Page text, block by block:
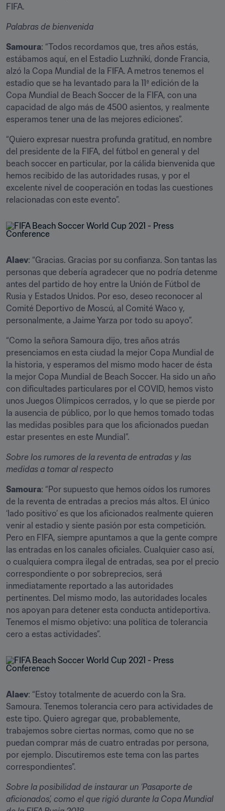
FIFA.
Palabras de bienvenida
Samoura: “Todos recordamos que, tres años estás,
estábamos aquí, en el Estadio Luzhnikí, donde Francia,
alzó la Copa Mundial de la FIFA. A metros tenemos el
estadio que se ha levantado para la 11ª edición de la
Copa Mundial de Beach Soccer de la FIFA, con una
capacidad de algo más de 4500 asientos, y realmente
esperamos tener una de las mejores ediciones”.
“Quiero expresar nuestra profunda gratitud, en nombre
del presidente de la FIFA, del fútbol en general y del
beach soccer en particular, por la cálida bienvenida que
hemos recibido de las autoridades rusas, y por el
excelente nivel de cooperación en todas las cuestiones
relacionadas con este evento”.
Alaev: “Gracias. Gracias por su confianza. Son tantas las
personas que debería agradecer que no podría detenme
antes del partido de hoy entre la Unión de Fútbol de
Rusia y Estados Unidos. Por eso, deseo reconocer al
Comité Deportivo de Moscú, al Comité Waco y,
personalmente, a Jaime Yarza por todo su apoyo”.
“Como la señora Samoura dijo, tres años atrás
presenciamos en esta ciudad la mejor Copa Mundial de
la historia, y esperamos del mismo modo hacer de ésta
la mejor Copa Mundial de Beach Soccer. Ha sido un año
con dificultades particulares por el COVID, hemos visto
unos Juegos Olímpicos cerrados, y lo que se pierde por
la ausencia de público, por lo que hemos tomado todas
las medidas posibles para que los aficionados puedan
estar presentes en este Mundial”.
Sobre los rumores de la reventa de entradas y las
medidas a tomar al respecto
Samoura: “Por supuesto que hemos oídos los rumores
de la reventa de entradas a precios más altos. El único
‘lado positivo’ es que los aficionados realmente quieren
venir al estadio y siente pasión por esta competición.
Pero en FIFA, siempre apuntamos a que la gente compre
las entradas en los canales oficiales. Cualquier caso así,
o cualquiera compra ilegal de entradas, sea por el precio
correspondiente o por sobreprecios, será
inmediatamente reportado a las autoridades
pertinentes. Del mismo modo, las autoridades locales
nos apoyan para detener esta conducta antideportiva.
Tenemos el mismo objetivo: una política de tolerancia
cero a estas actividades”.
Alaev: “Estoy totalmente de acuerdo con la Sra.
Samoura. Tenemos tolerancia cero para actividades de
este tipo. Quiero agregar que, probablemente,
trabajemos sobre ciertas normas, como que no se
puedan comprar más de cuatro entradas por persona,
por ejemplo. Discutiremos este tema con las partes
correspondientes”.
Sobre la posibilidad de instaurar un ‘Pasaporte de
aficionados’, como el que rigió durante la Copa Mundial